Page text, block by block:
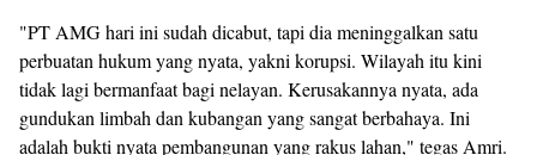
"PT AMG hari ini sudah dicabut, tapi dia meninggalkan satu
perbuatan hukum yang nyata, yakni korupsi. Wilayah itu kini
tidak lagi bermanfaat bagi nelayan. Kerusakannya nyata, ada
gundukan limbah dan kubangan yang sangat berbahaya. Ini
adalah bukti nyata pembangunan yang rakus lahan," tegas Amri.